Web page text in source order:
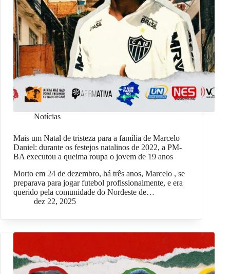
Notícias
Mais um Natal de tristeza para a família de Marcelo
Daniel: durante os festejos natalinos de 2022, a PM-
BA executou a queima roupa o jovem de 19 anos
Morto em 24 de dezembro, há três anos, Marcelo , se
preparava para jogar futebol profissionalmente, e era
querido pela comunidade do Nordeste de…
dez 22, 2025